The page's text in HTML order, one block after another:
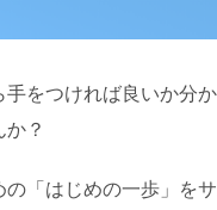
手をつければ良いか
？
「はじめの一歩」を